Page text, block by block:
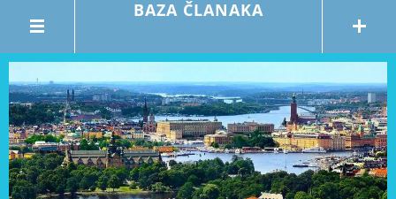
BAZA ČLANAKA